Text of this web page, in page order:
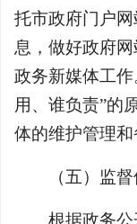
托市政府门户
息，做好政府
政务新媒体工
用、谁负责”的
体的维护管理和
（五）监
根据政务